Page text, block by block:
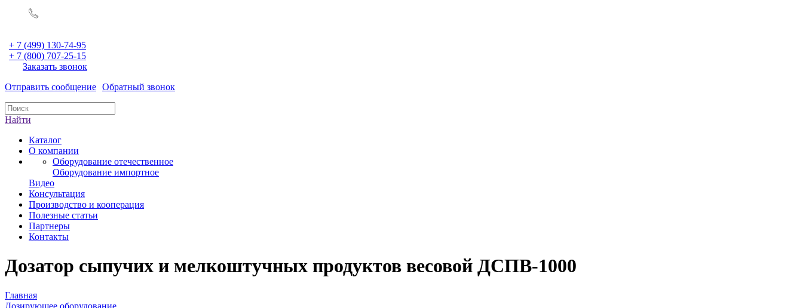
+ 7 (499) 130-74-95
+ 7 (800) 707-25-15
Заказать звонок
Отправить сообщение Обратный звонок
Найти
Каталог
О компании
Оборудование отечественное
Оборудование импортное
Видео
Консультация
Производство и кооперация
Полезные статьи
Партнеры
Контакты
Дозатор сыпучих и мелкоштучных продуктов весовой ДСПВ-1000
Главная
Дозирующее оборудование